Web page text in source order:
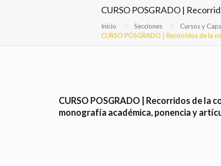
CURSO POSGRADO |
Inicio Secciones
Cursos y
CURSO POSGRADO | ​Recorridos de la
CURSO POSGRADO | ​Recorridos de la
monografía académica, ponencia y